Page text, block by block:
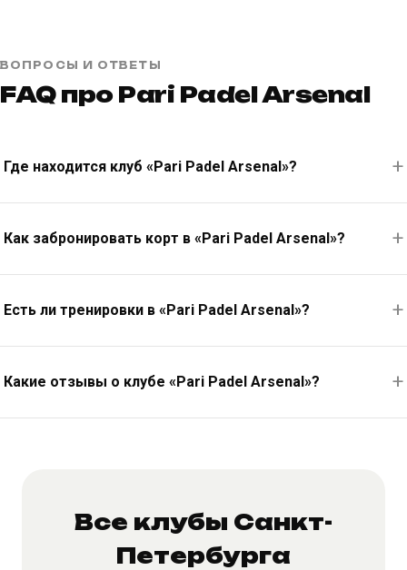
ВОПРОСЫ И ОТВЕТЫ
FAQ про Pari Padel Arsenal
Где находится клуб «Pari Padel Arsenal»?
Как забронировать корт в «Pari Padel Arsenal»?
Есть ли тренировки в «Pari Padel Arsenal»?
Какие отзывы о клубе «Pari Padel Arsenal»?
Все клубы Санкт-
Петербурга